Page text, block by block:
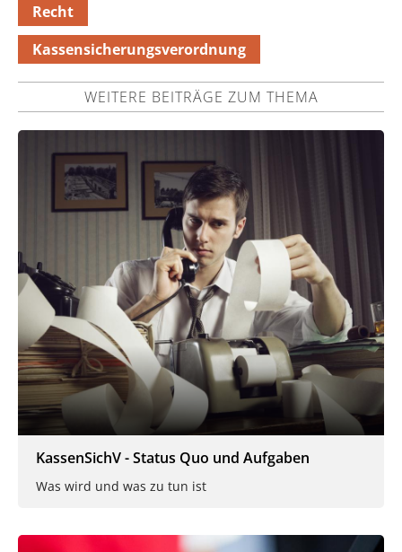
Recht
Kassensicherungsverordnung
WEITERE BEITRÄGE ZUM THEMA
KassenSichV - Status Quo und Aufgaben
Was wird und was zu tun ist